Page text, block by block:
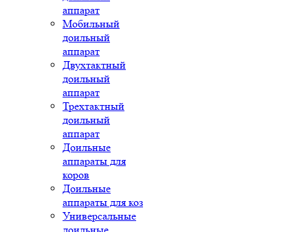
аппарат
Мобильный
доильный
аппарат
Двухтактный
доильный
аппарат
Трехтактный
доильный
аппарат
Доильные
аппараты для
коров
Доильные
аппараты для коз
Универсальные